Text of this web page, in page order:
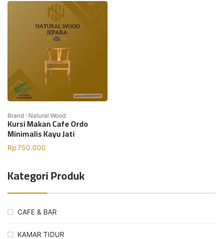
Kategori Produk
CAFE & BAR
KAMAR TIDUR
Brand : Natural Wood
Kursi Makan Cafe Ordo
Minimalis Kayu Jati
Rp750.000